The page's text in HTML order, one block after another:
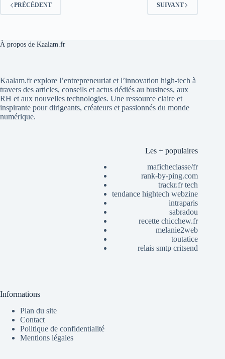
PRÉCÉDENT SUIVANT
À propos de Kaalam.fr
Kaalam.fr explore l’entrepreneuriat et l’innovation high-tech à
travers des articles, conseils et actus dédiés au business, aux
RH et aux nouvelles technologies. Une ressource claire et
inspirante pour dirigeants, créateurs et passionnés du monde
numérique.
Les + populaires
maficheclasse/fr
rank-by-ping.com
trackr.fr tech
tendance hightech webzine
intraparis
sabradou
recette chicchew.fr
melanie2web
toutatice
relais smtp critsend
Informations
Plan du site
Contact
Politique de confidentialité
Mentions légales